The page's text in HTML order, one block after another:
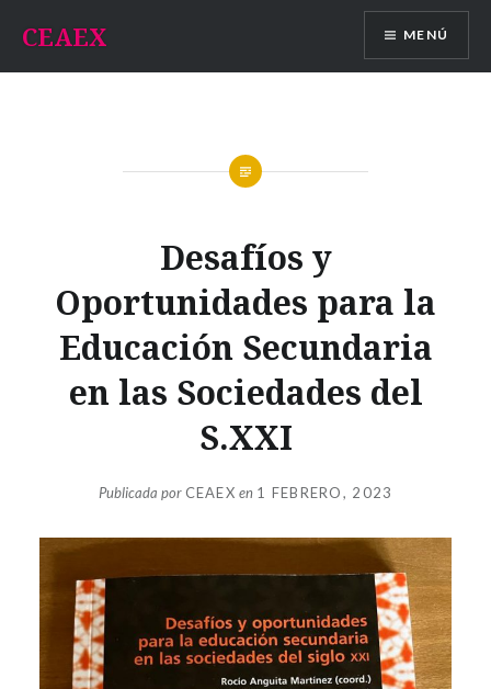
contenido
CEAEX MENÚ
Desafíos y
Oportunidades para la
Educación Secundaria
en las Sociedades del
S.XXI
Publicada por CEAEX en 1 FEBRERO, 2023